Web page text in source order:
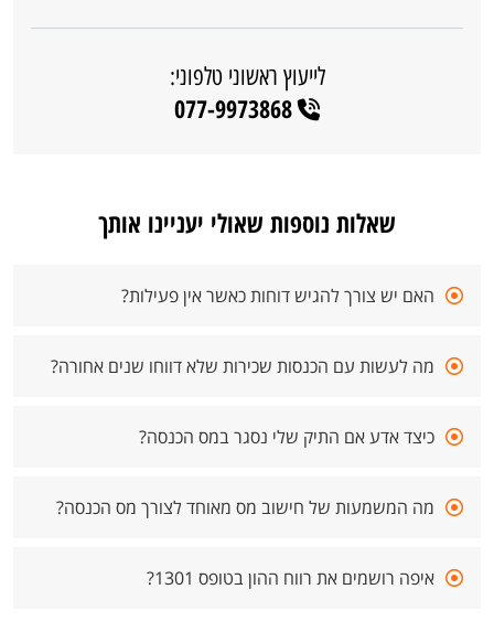
לייעוץ ראשוני טלפוני:
077-9973868
שאלות נוספות שאולי יעניינו אותך
האם יש צורך להגיש דוחות כאשר אין פעילות?
מה לעשות עם הכנסות שכירות שלא דווחו שנים אחורה?
כיצד אדע אם התיק שלי נסגר במס הכנסה?
מה המשמעות של חישוב מס מאוחד לצורך מס הכנסה?
איפה רושמים את רווח ההון בטופס 1301?